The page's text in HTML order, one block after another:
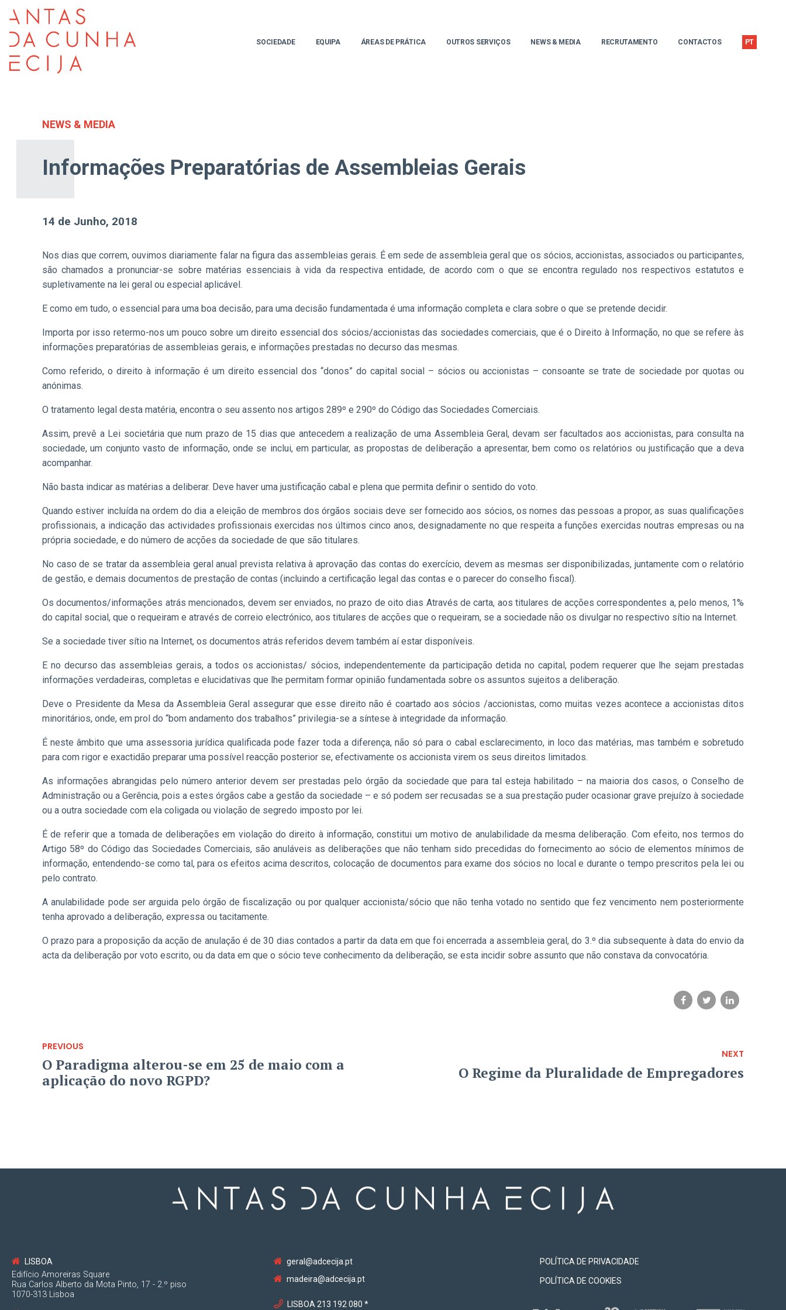
SOCIEDADE EQUIPA ÁREAS DE PRÁTICA OUTROS SERVIÇOS NEWS & MEDIA RECRUTAMENTO CONTACTOS PT
NEWS & MEDIA
Informações Preparatórias de Assembleias Gerais
14 de Junho, 2018
Nos dias que correm, ouvimos diariamente falar na figura das assembleias gerais. É em sede de assembleia geral que os sócios, accionistas, associados ou participantes,
são chamados a pronunciar-se sobre matérias essenciais à vida da respectiva entidade, de acordo com o que se encontra regulado nos respectivos estatutos e
supletivamente na lei geral ou especial aplicável.
E como em tudo, o essencial para uma boa decisão, para uma decisão fundamentada é uma informação completa e clara sobre o que se pretende decidir.
Importa por isso retermo-nos um pouco sobre um direito essencial dos sócios/accionistas das sociedades comerciais, que é o Direito à Informação, no que se refere às
informações preparatórias de assembleias gerais, e informações prestadas no decurso das mesmas.
Como referido, o direito à informação é um direito essencial dos “donos” do capital social – sócios ou accionistas – consoante se trate de sociedade por quotas ou
anónimas.
O tratamento legal desta matéria, encontra o seu assento nos artigos 289º e 290º do Código das Sociedades Comerciais.
Assim, prevê a Lei societária que num prazo de 15 dias que antecedem a realização de uma Assembleia Geral, devam ser facultados aos accionistas, para consulta na
sociedade, um conjunto vasto de informação, onde se inclui, em particular, as propostas de deliberação a apresentar, bem como os relatórios ou justificação que a deva
acompanhar.
Não basta indicar as matérias a deliberar. Deve haver uma justificação cabal e plena que permita definir o sentido do voto.
Quando estiver incluída na ordem do dia a eleição de membros dos órgãos sociais deve ser fornecido aos sócios, os nomes das pessoas a propor, as suas qualificações
profissionais, a indicação das actividades profissionais exercidas nos últimos cinco anos, designadamente no que respeita a funções exercidas noutras empresas ou na
própria sociedade, e do número de acções da sociedade de que são titulares.
No caso de se tratarda assembleia geral anual prevista relativa à aprovação das contas do exercício, devem as mesmas ser disponibilizadas, juntamente com o relatório
de gestão, e demais documentos de prestação de contas (incluindo a certificação legal das contas e o parecer do conselho fiscal).
Os documentos/informações atrás mencionados, devemser enviados, no prazo de oito dias Através de carta, aos titulares de acções correspondentes a, pelo menos, 1%
do capital social, que o requeiram e através de correio electrónico, aos titulares de acções que o requeiram, se a sociedade não os divulgar no respectivo sítio na Internet.
Se a sociedade tiver sítio na Internet, os documentos atrás referidos devem também aí estar disponíveis.
E no decurso das assembleias gerais, a todos os accionistas/ sócios, independentemente da participação detida no capital, podem requerer que lhe sejam prestadas
informações verdadeiras, completas e elucidativas que lhe permitam formar opinião fundamentada sobre os assuntos sujeitos a deliberação.
Deve o Presidente da Mesa da Assembleia Geral assegurar que esse direito não é coartado aos sócios /accionistas, como muitas vezes acontece a accionistas ditos
minoritários, onde, em prol do “bom andamento dos trabalhos” privilegia-se a síntese à integridade da informação.
É neste âmbito que uma assessoria jurídica qualificada pode fazer toda a diferença, não só para o cabal esclarecimento, in loco das matérias, mas também e sobretudo
para com rigor e exactidão preparar uma possível reacção posterior se, efectivamente os accionista virem os seus direitos limitados.
As informações abrangidas pelo número anterior devem ser prestadas pelo órgão da sociedade que para tal esteja habilitado – na maioria dos casos, o Conselho de
Administração ou a Gerência, pois a estes órgãos cabe a gestão da sociedade – e só podem ser recusadas se a sua prestação puder ocasionar grave prejuízo à sociedade
ou a outra sociedade com ela coligada ou violação de segredo imposto por lei.
É de referir que a tomada de deliberações em violação do direito à informação, constitui um motivo de anulabilidade da mesma deliberação. Com efeito, nos termos do
Artigo 58º do Código das Sociedades Comerciais, são anuláveis as deliberações que não tenham sido precedidas do fornecimento ao sócio de elementos mínimos de
informação, entendendo-se como tal, para os efeitos acima descritos, colocação de documentos para exame dos sócios no local e durante o tempo prescritos pela lei ou
pelo contrato.
A anulabilidade pode ser arguida pelo órgão de fiscalização ou por qualquer accionista/sócio que não tenha votado no sentido que fez vencimento nem posteriormente
tenha aprovado a deliberação, expressa ou tacitamente.
O prazo para a proposição da acção de anulação é de 30 dias contados a partir da data em que foi encerrada a assembleia geral, do 3.º dia subsequente à data do envio da
acta da deliberação por voto escrito, ou da data em que o sócio teve conhecimento da deliberação, se esta incidir sobre assunto que não constava da convocatória.
PREVIOUS
O Paradigma alterou-se em 25 de maio com a
aplicação do novo RGPD?
NEXT
O Regime da Pluralidade de Empregadores
LISBOA
Edifício Amoreiras Square
Rua Carlos Alberto da Mota Pinto, 17 - 2.º piso
1070-313 Lisboa
geral@adcecija.pt
madeira@adcecija.pt
LISBOA 213 192 080 *
POLÍTICA DE PRIVACIDADE
POLÍTICA DE COOKIES